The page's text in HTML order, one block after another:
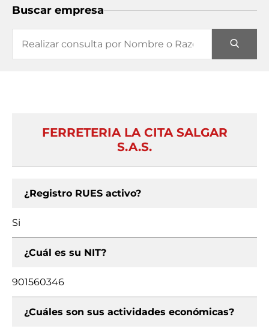
Buscar empresa
FERRETERIA LA CITA SALGAR
S.A.S.
¿Registro RUES activo?
Si
¿Cuál es su NIT?
901560346
¿Cuáles son sus actividades económicas?